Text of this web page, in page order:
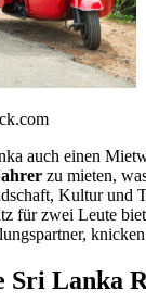
auch einen
zu mieten,
Kultur und
für zwei Leute
Sri Lanka